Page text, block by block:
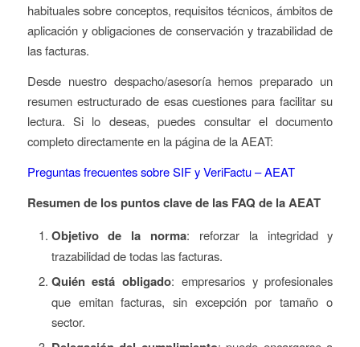
habituales sobre conceptos, requisitos técnicos, ámbitos de
aplicación y obligaciones de conservación y trazabilidad de
las facturas.
Desde nuestro despacho/asesoría hemos preparado un
resumen estructurado de esas cuestiones para facilitar su
lectura. Si lo deseas, puedes consultar el documento
completo directamente en la página de la AEAT:
Preguntas frecuentes sobre SIF y VeriFactu – AEAT
Resumen de los puntos clave de las FAQ de la AEAT
Objetivo de la norma: reforzar la integridad y
trazabilidad de todas las facturas.
Quién está obligado: empresarios y profesionales
que emitan facturas, sin excepción por tamaño o
sector.